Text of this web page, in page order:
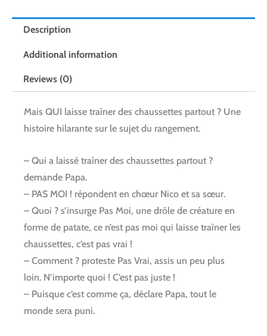
Description
Additional information
Reviews (0)
Mais QUI laisse traîner des chaussettes partout ? Une
histoire hilarante sur le sujet du rangement.
– Qui a laissé traîner des chaussettes partout ?
demande Papa.
– PAS MOI ! répondent en chœur Nico et sa sœur.
– Quoi ? s’insurge Pas Moi, une drôle de créature en
forme de patate, ce n’est pas moi qui laisse traîner les
chaussettes, c’est pas vrai !
– Comment ? proteste Pas Vrai, assis un peu plus
loin. N’importe quoi ! C’est pas juste !
– Puisque c’est comme ça, déclare Papa, tout le
monde sera puni.